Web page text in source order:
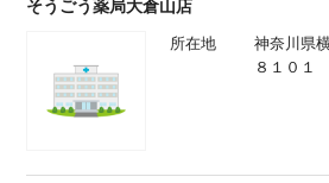
所在地
神奈川県
８１０１